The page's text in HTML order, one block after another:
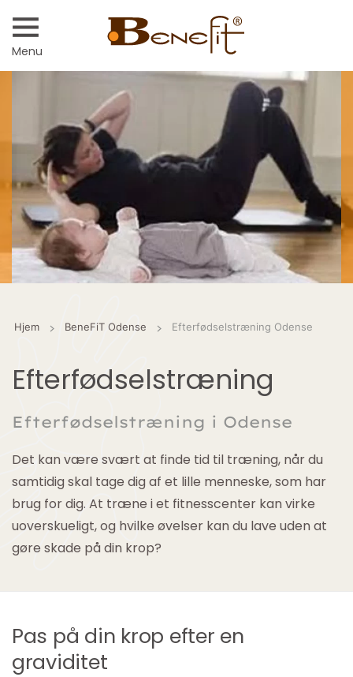
Menu
Hjem BeneFiT Odense Efterfødselstræning Odense
Efterfødselstræning
Efterfødselstræning i Odense
Det kan være svært at finde tid til træning, når du
samtidig skal tage dig af et lille menneske, som har
brug for dig. At træne i et fitnesscenter kan virke
uoverskueligt, og hvilke øvelser kan du lave uden at
gøre skade på din krop?
Pas på din krop efter en
graviditet